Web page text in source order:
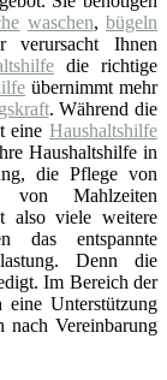
waschen,bügeln
Ihnen
die richtige
übernimmt mehr
. Während die
eine Haushaltshilfe
Haushaltshilfe in
die Pflege von
von Mahlzeiten
also viele weitere
das entspannte
Denn die
Im Bereich der
Unterstützung
nach Vereinbarung